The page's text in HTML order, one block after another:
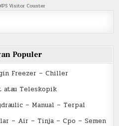
Visitor Counter
Populer
Freezer – Chiller
atau Teleskopik
– Manual – Terpal
– Air – Tinja – Cpo – Semen